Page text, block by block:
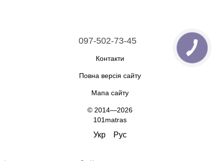
097-502-73-45
Контакти
Повна версія сайту
Мапа сайту
© 2014—2026
101matras
Укр Рус